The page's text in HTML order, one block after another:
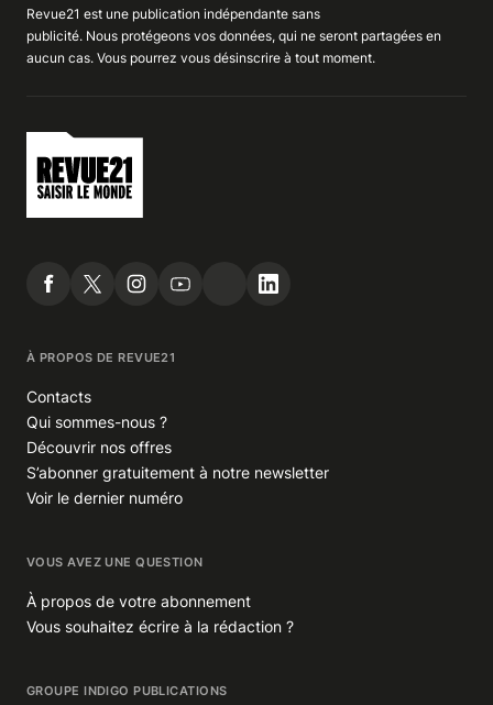
Revue21 est une publication indépendante sans
publicité. Nous protégeons vos données, qui ne seront partagées en
aucun cas. Vous pourrez vous désinscrire à tout moment.
À PROPOS DE REVUE21
Contacts
Qui sommes-nous ?
Découvrir nos offres
S’abonner gratuitement à notre newsletter
Voir le dernier numéro
VOUS AVEZ UNE QUESTION
À propos de votre abonnement
Vous souhaitez écrire à la rédaction ?
GROUPE INDIGO PUBLICATIONS